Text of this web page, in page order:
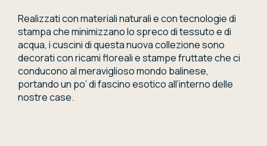
Realizzati con materiali naturali e con tecnologie di
stampa che minimizzano lo spreco di tessuto e di
acqua, i cuscini di questa nuova collezione sono
decorati con ricami floreali e stampe fruttate che ci
conducono al meraviglioso mondo balinese,
portando un po’ di fascino esotico all’interno delle
nostre case.